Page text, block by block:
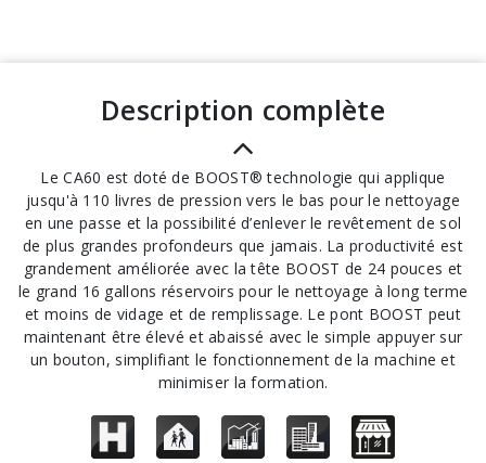
description complète
Le CA60 est doté de BOOST® technologie qui applique
jusqu'à 110 livres de pression vers le bas pour le nettoyage
en une passe et la possibilité d’enlever le revêtement de sol
de plus grandes profondeurs que jamais. La productivité est
grandement améliorée avec la tête BOOST de 24 pouces et
le grand 16 gallons réservoirs pour le nettoyage à long terme
et moins de vidage et de remplissage. Le pont BOOST peut
maintenant être élevé et abaissé avec le simple appuyer sur
un bouton, simplifiant le fonctionnement de la machine et
minimiser la formation.